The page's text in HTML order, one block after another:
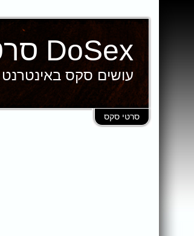
DoSex סרטי סקס
עושים סקס
סרטי סקס